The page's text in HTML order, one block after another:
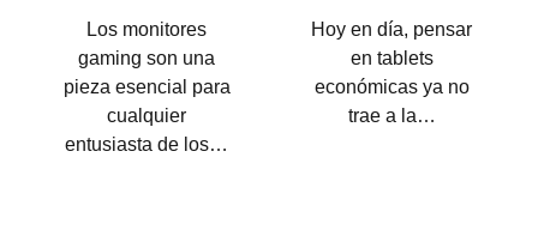
Los monitores
gaming son una
pieza esencial para
cualquier
entusiasta de los…
Hoy en día, pensar
en tablets
económicas ya no
trae a la…